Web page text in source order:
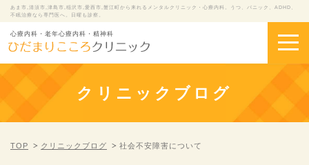
あま市,清須市,津島市,稲沢市,愛西市,蟹江町から来れるメンタルクリニック・心療内科。うつ、パニック、ADHD、
不眠治療なら専門医へ。日曜も診察。
心療内科・老年心療内科・精神科
クリニックブログ
TOP クリニックブログ 社会不安障害について